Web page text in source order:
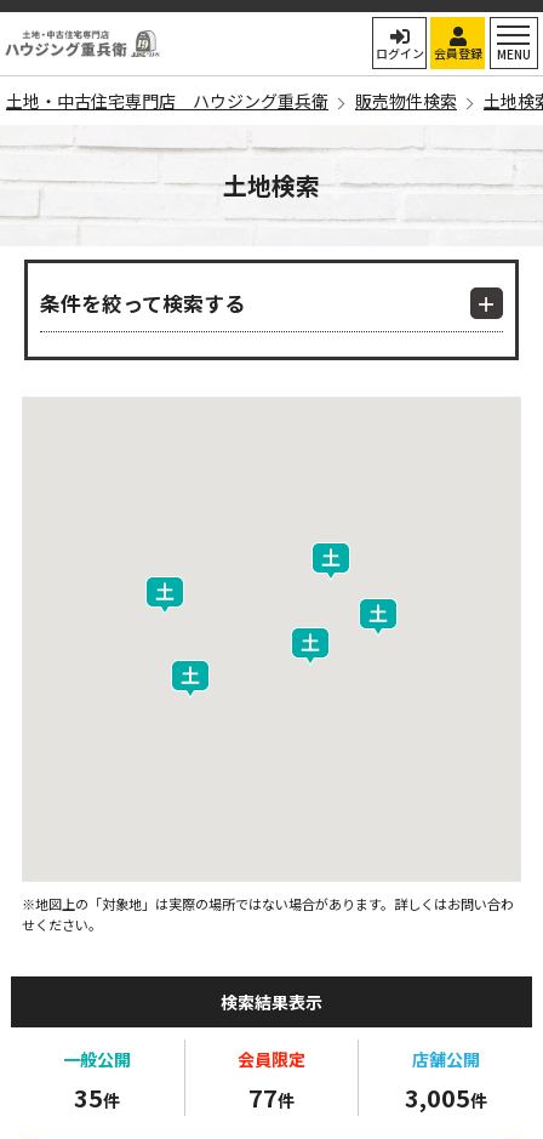
土地・中古住宅専門
ログイン 会員登録 MENU
土地・中古住宅専門店 ハウジング重兵衛 販売物件検索 土地検
土地検索
条件を絞って検索する
※地図上の「対象地」は実際の場所ではない場合があります。詳しくはお問い合わ
せください。
検索結果表示
一般公開
35件
会員限定
77件
店舗公開
3,005件